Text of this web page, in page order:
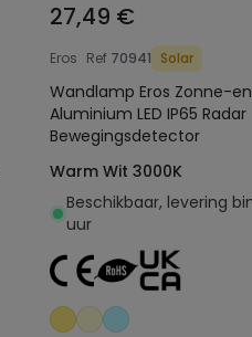
27,49 €
Eros Ref 70941 Solar
Wandlamp Eros Zonne-
Aluminium LED IP65 Radar
Bewegingsdetector
Warm Wit 3000K
Beschikbaar, levering
uur